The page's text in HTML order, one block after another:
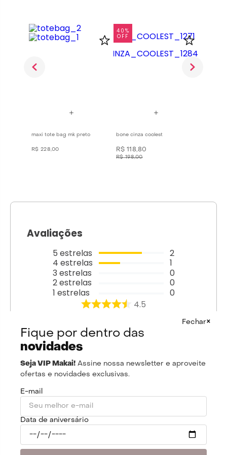
maxi tote bag mk preto
R$ 228,00
40%
OFF
bone cinza coolest
R$ 118,80
R$ 198,00
Avaliações
5 estrelas
4 estrelas
3 estrelas
2estrelas
1 estrelas
2
1
0
0
0
4.5
100% Recomendam este produto
Enviado há9 meses
luuuv it! comprei para fazer o styling de
uma e ficou TUDO! além de lindo o lenço é
Fechar×
Fique por dentro das
novidades
Seja VIP Makai! Assine nossa newsletter e aproveite
ofertas e novidades exclusivas.
E-mail
Data de aniversário